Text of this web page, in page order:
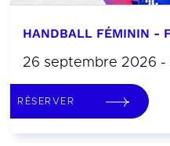
HANDBALL FÉMININ -
26 septembre 2026 -
RÉSERVER